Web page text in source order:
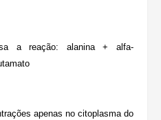
a reação: alanina + alfa-
apenas no citoplasma do